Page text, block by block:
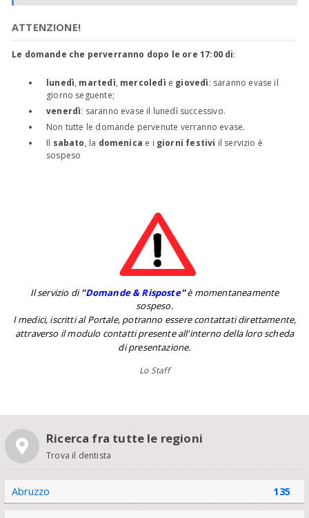
ATTENZIONE!
Le domande che perverranno dopo le ore 17:00 di:
lunedì, martedì, mercoledì e giovedì: saranno evase il
giorno seguente;
venerdì: saranno evase il lunedì successivo.
Non tutte le domande pervenute verranno evase.
Il sabato, la domenica e i giorni festivi il servizio è
sospeso
Il servizio di''Domande & Risposte''è momentaneamente
sospeso.
I medici, iscritti al Portale, potranno essere contattati direttamente,
attraverso il modulo contatti presente all'interno della loro scheda
di presentazione.
Lo Staff
Ricerca fra tutte le regioni
Trova il dentista
Abruzzo 135